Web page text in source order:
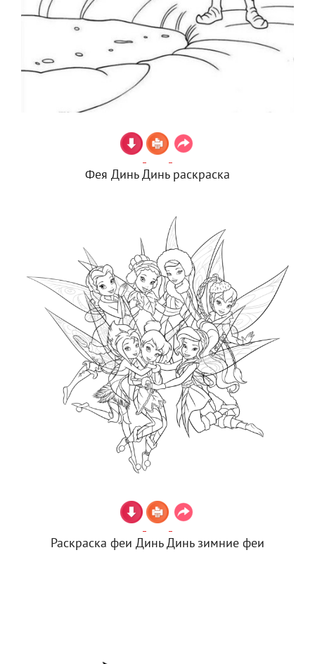
Фея Динь Динь раскраска
Раскраска феи Динь Динь зимние феи